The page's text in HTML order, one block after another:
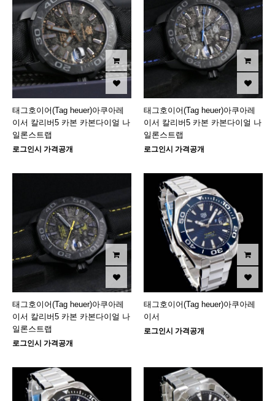
태그호이어(Tag heuer)아쿠아레
이서 칼리버5 카본 카본다이얼 나
일론스트랩
로그인시 가격공개
태그호이어(Tag heuer)아쿠아레
이서 칼리버5 카본 카본다이얼 나
일론스트랩
로그인시 가격공개
태그호이어(Tag heuer)아쿠아레
이서 칼리버5 카본 카본다이얼 나
일론스트랩
로그인시 가격공개
태그호이어(Tag heuer)아쿠아레
이서
로그인시 가격공개